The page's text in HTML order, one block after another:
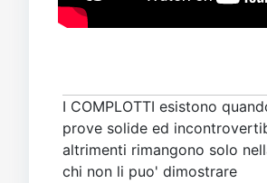
I COMPLOTTI esistono
prove solide ed
altrimenti rimangono solo
chi non li puo' dimostrare